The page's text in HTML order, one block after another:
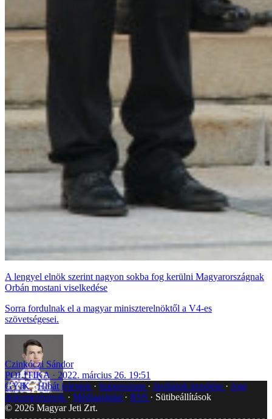
A lengyel elnök szerint nagyon sokba fog kerülni Magyarországnak
Orbán mostani viselkedése
Sorra fordulnak el a magyar miniszterelnöktől a V4-es
szövetségesei.
Czinkóczi Sándor
POLITIKA
2022. március 26. 19:51
GYIK Hibát jelentek Impresszum Javítások kezelése
Jogi
dokumentumok
Médiaajánlat RSS
Sütibeállítások
© 2026 Magyar Jeti Zrt.